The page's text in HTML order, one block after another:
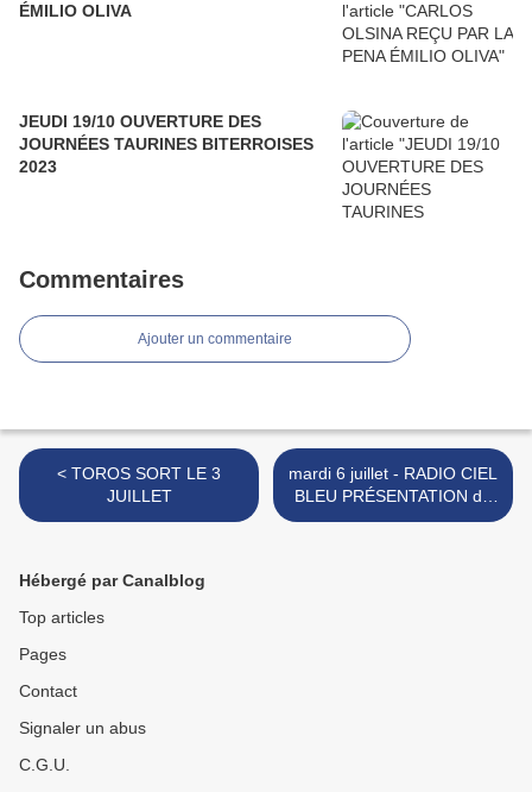
ÉMILIO OLIVA
JEUDI 19/10 OUVERTURE DES
JOURNÉES TAURINES BITERROISES
2023
Commentaires
Ajouter un commentaire
< TOROS SORT LE 3
JUILLET
mardi 6 juillet - RADIO CIEL
BLEU PRÉSENTATION de
la FERIA de BÉZIERS 2021
Hébergé par Canalblog
Top articles
Pages
Contact
Signaler un abus
C.G.U.